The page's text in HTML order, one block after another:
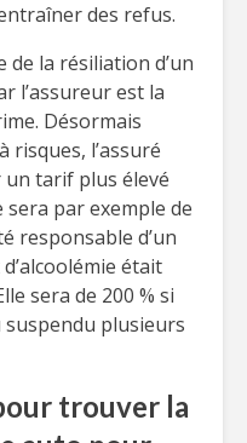
des refus.
de la résiliation d’un
l’assureur est la
Désormais
risques, l’assuré
tarif plus élevé
sera par exemple de
responsable d’un
était
sera de 200 % si
plusieurs
trouver la